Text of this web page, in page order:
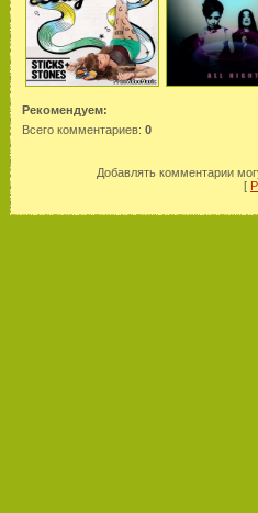
Рекомендуем:
Всего комментариев: 0
Добавлять комментарии
[